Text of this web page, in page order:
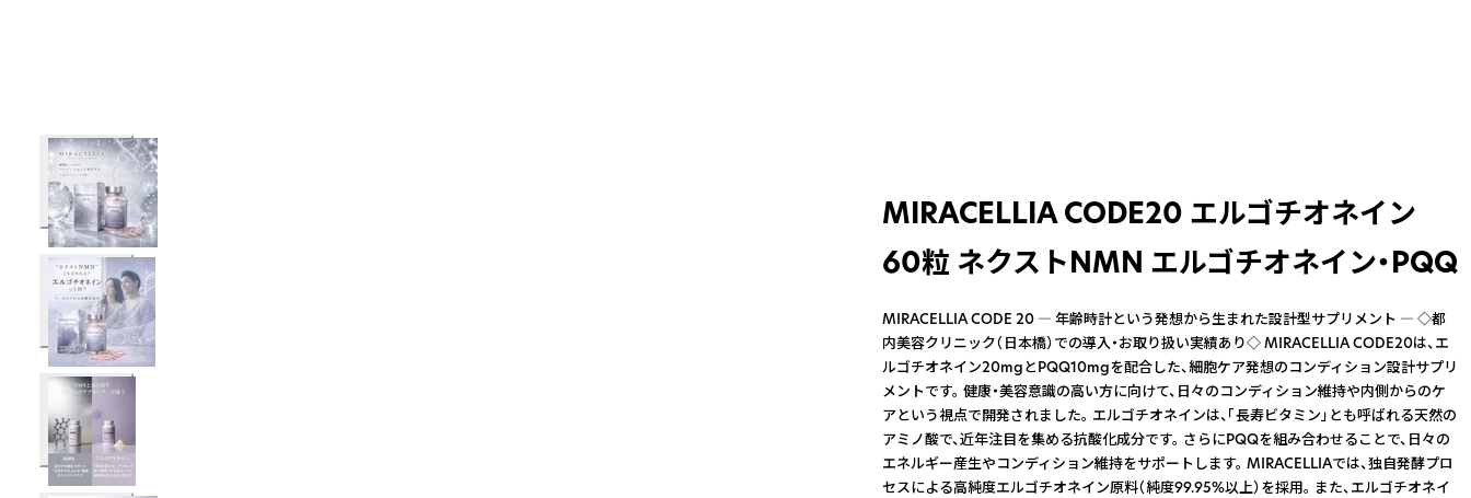
MIRACELLIA CODE20 エルゴチオネイン
60粒 ネクストNMN エルゴチオネイン・PQQ
MIRACELLIA CODE 20 ― 年齢時計という発想から生まれた設計型サプリメント ― ◇都
内美容クリニック（日本橋）での導入・お取り扱い実績あり◇ MIRACELLIA CODE20は、エ
ルゴチオネイン20mgとPQQ10mgを配合した、細胞ケア発想のコンディション設計サプリ
メントです。 健康・美容意識の高い方に向けて、日々のコンディション維持や内側からのケ
アという視点で開発されました。 エルゴチオネインは、「長寿ビタミン」とも呼ばれる天然の
アミノ酸で、近年注目を集める抗酸化成分です。 さらにPQQを組み合わせることで、日々の
エネルギー産生やコンディション維持をサポートします。 MIRACELLIAでは、独自発酵プロ
セスによる高純度エルゴチオネイン原料（純度99.95%以上）を採用。 また、エルゴチオネイ